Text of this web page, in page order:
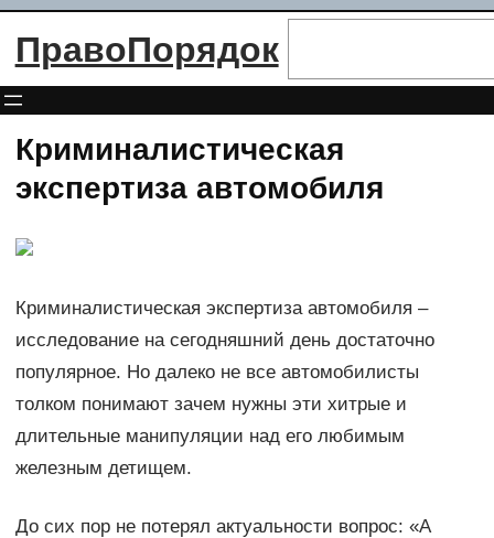
Перейти
ПравоПорядок
Криминалистическая
экспертиза автомобиля
Криминалистическая экспертиза автомобиля –
исследование на сегодняшний день достаточно
популярное. Но далеко не все автомобилисты
толком понимают зачем нужны эти хитрые и
длительные манипуляции над его любимым
железным детищем.
До сих пор не потерял актуальности вопрос: «А